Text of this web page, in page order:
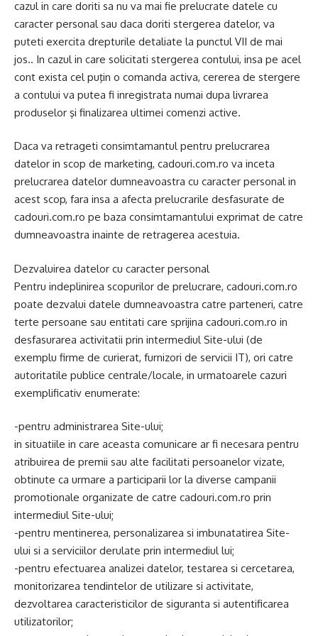
cazul in care doriti sa nu va mai fie prelucrate datele cu
caracter personal sau daca doriti stergerea datelor, va
puteti exercita drepturile detaliate la punctul VII de mai
jos.. In cazul in care solicitati stergerea contului, insa pe acel
cont exista cel puţin o comanda activa, cererea de stergere
a contului va putea fi inregistrata numai dupa livrarea
produselor şi finalizarea ultimei comenzi active.
Daca va retrageti consimtamantul pentru prelucrarea
datelor in scop de marketing, cadouri.com.ro va inceta
prelucrarea datelor dumneavoastra cu caracter personal in
acest scop, fara insa a afecta prelucrarile desfasurate de
cadouri.com.ro pe baza consimtamantului exprimat de catre
dumneavoastra inainte de retragerea acestuia.
Dezvaluirea datelor cu caracter personal
Pentru indeplinirea scopurilor de prelucrare, cadouri.com.ro
poate dezvalui datele dumneavoastra catre parteneri, catre
terte persoane sau entitati care sprijina cadouri.com.ro in
desfasurarea activitatii prin intermediul Site-ului (de
exemplu firme de curierat, furnizori de servicii IT), ori catre
autoritatile publice centrale/locale, in urmatoarele cazuri
exemplificativ enumerate:
-pentru administrarea Site-ului;
in situatiile in care aceasta comunicare ar fi necesara pentru
atribuirea de premii sau alte facilitati persoanelor vizate,
obtinute ca urmare a participarii lor la diverse campanii
promotionale organizate de catre cadouri.com.ro prin
intermediul Site-ului;
-pentru mentinerea, personalizarea si imbunatatirea Site-
ului si a serviciilor derulate prin intermediul lui;
-pentru efectuarea analizei datelor, testarea si cercetarea,
monitorizarea tendintelor de utilizare si activitate,
dezvoltarea caracteristicilor de siguranta si autentificarea
utilizatorilor;